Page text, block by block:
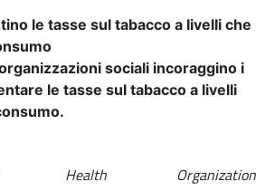
le tasse sul tabacco a livelli che
sociali incoraggino i
le tasse sul tabacco a livelli
Health Organization